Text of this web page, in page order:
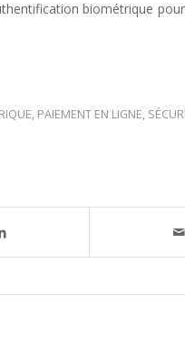
biométrique
, PAIEMENT EN LIGNE,